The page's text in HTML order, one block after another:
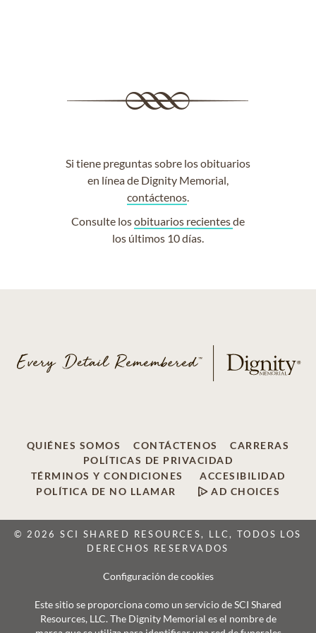
Si tiene preguntas sobre los obituarios
en línea de Dignity Memorial,
contáctenos.
Consulte losobituarios recientesde
los últimos 10 días.
QUIÉNES SOMOS CONTÁCTENOS
CARRERAS
POLÍTICAS DE PRIVACIDAD
TÉRMINOS Y CONDICIONES
ACCESIBILIDAD
POLÍTICA DE NO LLAMAR
AD CHOICES
© 2026 SCI SHARED RESOURCES, LLC, TODOS LOS
DERECHOS RESERVADOS
Configuración de cookies
Este sitio se proporciona como un servicio de SCI Shared
Resources, LLC. The Dignity Memorial es el nombre de